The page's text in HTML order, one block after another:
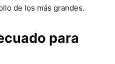
de los más grandes.
para